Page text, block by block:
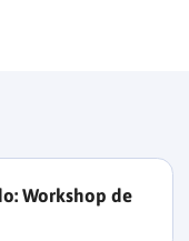
Workshop de